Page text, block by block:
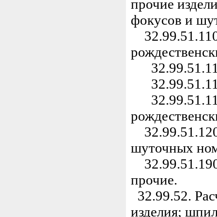
прочие
фокусов и
шуточных
прочие.
32.99.52.
изделия;